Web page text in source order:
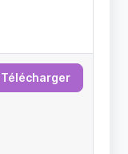
Télécharger